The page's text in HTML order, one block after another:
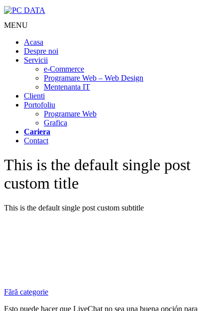
MENU
Acasa
Despre noi
Servicii
e-Commerce
Programare Web – Web Design
Mentenanta IT
Clienti
Portofoliu
Programare Web
Grafica
Cariera
Contact
This is the default single post
custom title
This is the default single post custom subtitle
Fără categorie
Esto puede hacer que LiveChat no sea una buena opción para